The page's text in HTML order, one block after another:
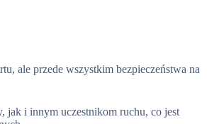
ale przede wszystkim bezpieczeństwa na
jak i innym uczestnikom ruchu, co jest